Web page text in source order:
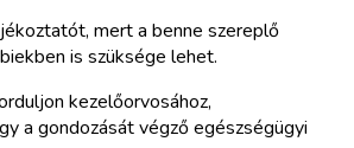
mert a benne szereplő
is szüksége lehet.
kezelőorvosához,
a gondozását végző egészségügyi